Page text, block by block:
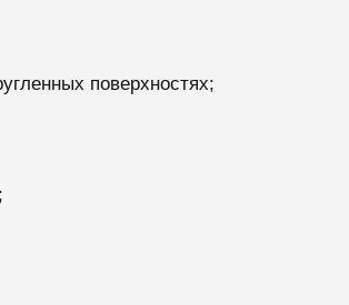
поверхностях;